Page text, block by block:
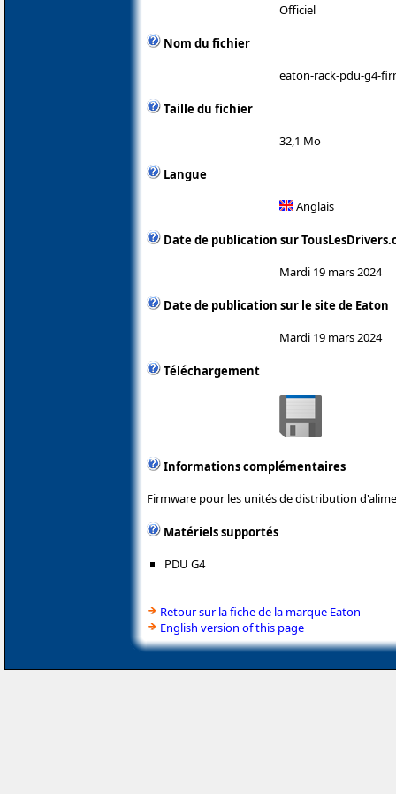
Officiel
Nom du fichier
eaton-rack-pdu-g4-
Taille du fichier
32,1 Mo
Langue
Anglais
Date de publication sur
Mardi 19 mars 2024
Date de publication sur le site de Eaton
Mardi 19 mars 2024
Téléchargement
Informations complémentaires
Firmware pour les unités de distribution
Matériels supportés
PDU G4
Retour sur la fiche de la marque Eaton
English version of this page